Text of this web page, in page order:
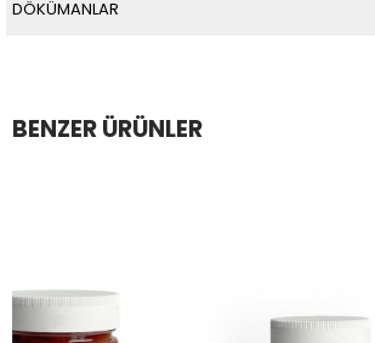
DÖKÜMANLAR
BENZER ÜRÜNLER